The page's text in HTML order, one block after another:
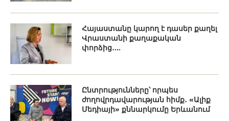
Հայաստանը կարող է դասեր քաղել
Վրաստանի քաղաքական
փորձից․...
Ընտրությունները՝ որպես
ժողովրդավարության հիմք․ «Ալիք
Մեդիայի» քննարկումը Երևանում